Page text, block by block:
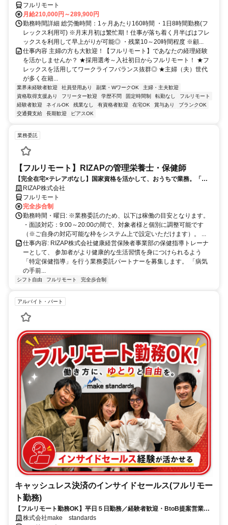
フルリモート
月給210,000円～289,900円
勤務時間詳細 総労働時間：1ヶ月あたり160時間 ・1日8時間勤務(フ
レックス利用可) ※月末月初は繁忙期！仕事が落ち着く月半ばはフレ
ックスを利用して早上がりが可能◎ ・残業10～20時間程度 ※顧...
仕事内容 主婦の方も大歓迎！【フルリモート】であなたの経理経験
を活かしませんか？ ★採用選考～入社初日からフルリモート！ ★フ
レックスを活用してワークライフバランス抜群◎ ★主婦（夫）世代
が多く在籍...
業界未経験者歓迎 社員登用あり 副業・WワークOK
主婦・主夫歓迎
資格取得支援あり
フリーター歓迎 学歴不問 固定時間制 転勤なし
フルリモート
経験者歓迎
ネイルOK 残業なし 有資格者歓迎 在宅OK 賞与あり
ブランクOK
交通費支給
長期歓迎 ピアスOK
業務委託
【フルリモート】RIZAPの管理栄養士・保健師
【完全在宅×テレアポなし】国家資格を活かして、おうちで業務。「も
う一つの安心」を。主婦・Wワーカー活躍中！「平日の日中だけ」「夕
方以降の数時間だけ」など、生活リズムに合わせた時間調整が可能で
す。1件ごとの成果報酬型だから、頑張った分だけ手応えのある収入
に。充実のサポート体制で、安心の在宅ワークを始めませんか？
RIZAP株式会社
フルリモート
完全歩合制
勤務時間・曜日: ※業務委託のため、以下は稼働の目安となります。
・面談対応：9:00～20:00の間で、対象者様と個別に調整可能です
（※ご自身の対応可能な枠をシステム上で設定いただけます）。 ...
仕事内容: RIZAP株式会社健康経営保険者事業部の保健指導トレーナ
ーとして、 参加者がより健康的な生活習慣を身につけられるよう
「特定保健指導」を行う業務委託パートナーを募集します。 「病気
の手前...
シフト自由 フルリモート 完全歩合制
アルバイト・パート
キャッシュレス決済のインサイドセールス(フルリモー
ト勤務)
【フルリモート勤務OK】平日５日勤務／経験者歓迎・BtoB提案営業で
スキルアップ
株式会社make standards